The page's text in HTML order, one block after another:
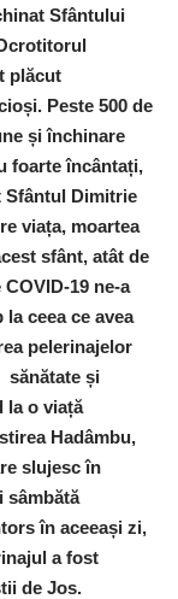
Sfântului
plăcut
Peste 500 de
și închinare
foarte încântați,
Sfântul Dimitrie
viața, moartea
sfânt, atât de
19 ne-a
ceea ce avea
pelerinajelor
sănătate și
la o viață
Hadâmbu,
slujesc în
sâmbătă
în aceeași zi,
a fost
de Jos.